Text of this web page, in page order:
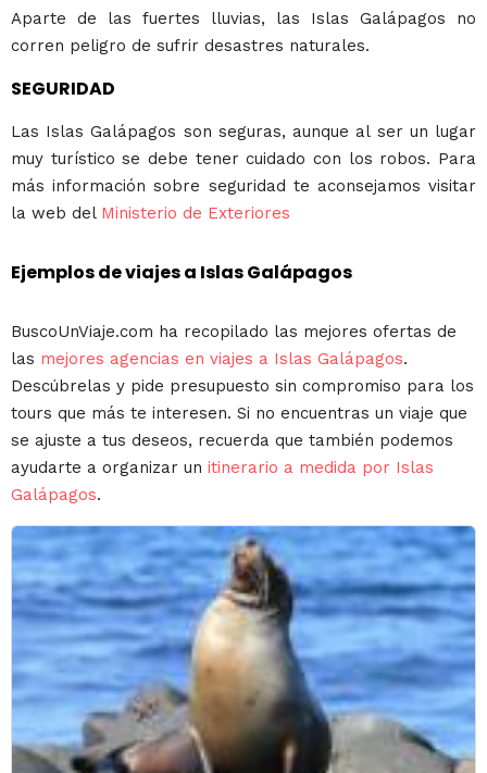
Aparte de las fuertes lluvias, las Islas Galápagos no
corren peligro de sufrir desastres naturales.
SEGURIDAD
Las Islas Galápagos son seguras, aunque al ser un lugar
muy turístico se debe tener cuidado con los robos. Para
más información sobre seguridad te aconsejamos visitar
la web del Ministerio de Exteriores
Ejemplos de viajes a Islas Galápagos
BuscoUnViaje.com ha recopilado las mejores ofertas de
las mejores agencias en viajes a Islas Galápagos.
Descúbrelas y pide presupuesto sin compromiso para los
tours que más te interesen. Si no encuentras un viaje que
se ajuste a tus deseos, recuerda que también podemos
ayudarte a organizar un itinerario a medida por Islas
Galápagos.